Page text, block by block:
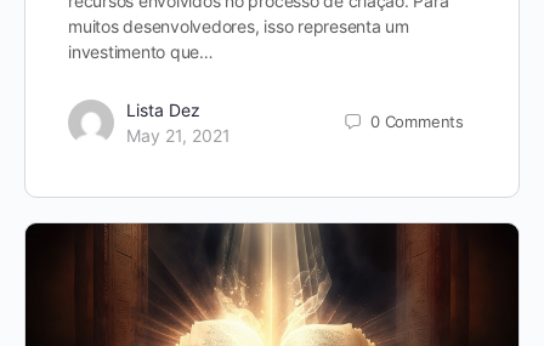
muitos desenvolvedores, isso representa um
investimento que…
Lista Dez
May 21, 2021
0 Comments